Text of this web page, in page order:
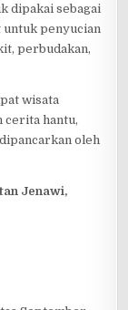
dipakai sebagai
untuk penyucian
perbudakan,
wisata
cerita hantu,
oleh
Jenawi,